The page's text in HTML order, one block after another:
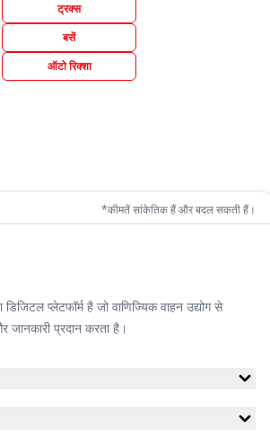
ट्रक्स
बसें
ऑटो रिक्शा
*कीमतें सांकेतिक हैं और बदल सकती हैं।
प्लेटफॉर्म है जो वाणिज्यिक वाहन उद्योग से
प्रदान करता है।